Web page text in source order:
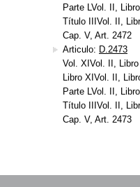
Parte LVol. II,
Título IIIVol. II,
Cap. V, Art. 2472
Articulo: D.2473
Vol. XIVol. II,
Libro XIVol. II,
Parte LVol. II,
Título IIIVol. II,
Cap. V, Art. 2473